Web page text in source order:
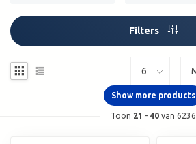
Filters
Show more products
Toon 21 - 40van 6236